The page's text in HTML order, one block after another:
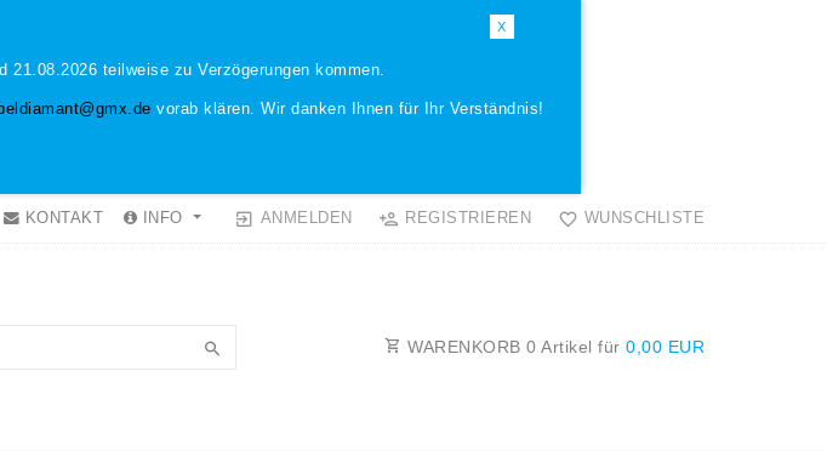
X
teilweise zu Verzögerungen kommen.
vorab klären. Wir danken Ihnen für Ihr Verständnis!
KONTAKT INFO ANMELDEN REGISTRIEREN WUNSCHLISTE
WARENKORB 0 Artikel für 0,00 EUR